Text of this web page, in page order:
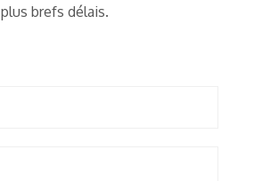
plus brefs délais.